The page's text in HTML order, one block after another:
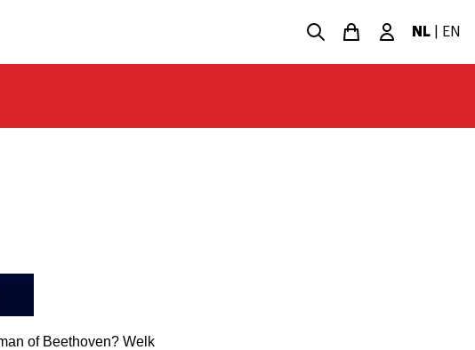
NL EN
of Beethoven? Welk